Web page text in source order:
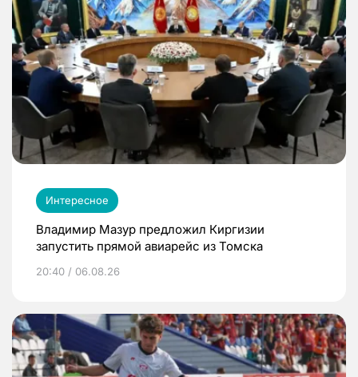
Интересное
Владимир Мазур предложил Киргизии
запустить прямой авиарейс из Томска
20:40 / 06.08.26